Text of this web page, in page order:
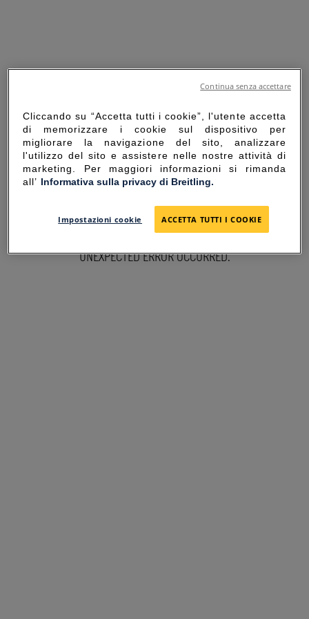
SORRY FOR THE
INCONVENIENCE
UNEXPECTED ERROR OCCURRED.
Cliccando su “Accetta tutti i cookie”, l'utente accetta
di memorizzare i cookie sul dispositivo per
migliorare la navigazione del sito, analizzare
l'utilizzo del sito e assistere nelle nostre attività di
marketing. Per maggiori informazioni si rimanda
all’ Informativa sulla privacy di Breitling.
Impostazioni cookie ACCETTA TUTTI I COOKIE
Continua senza accettare